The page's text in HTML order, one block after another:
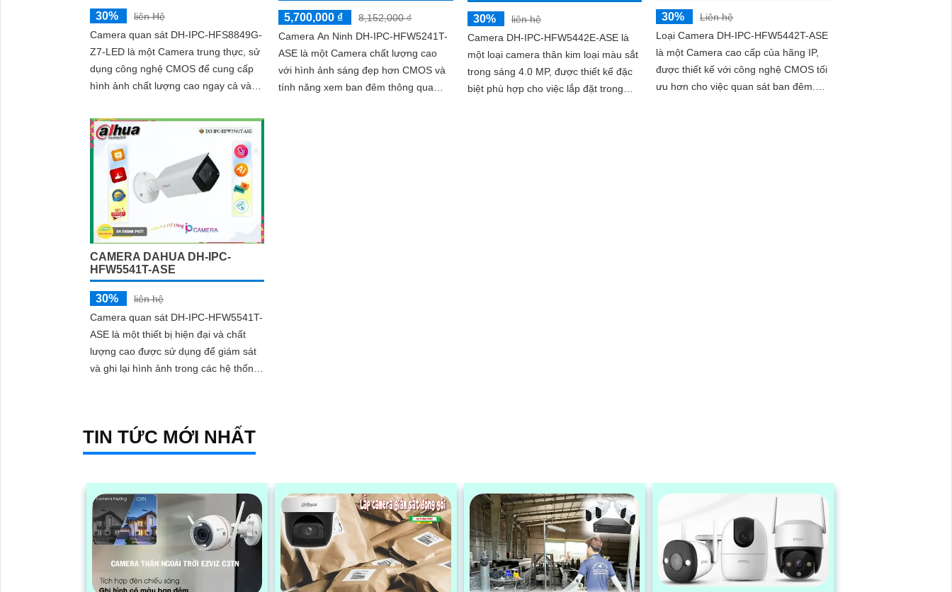
30%
liên Hệ
Camera quan sát DH-IPC-HFS8849G-
Z7-LED là một Camera trung thực, sử
dụng công nghệ CMOS để cung cấp
hình ảnh chất lượng cao ngay cả vào
camera...
5,700,000 ₫
8,152,000 ₫
Camera An Ninh DH-IPC-HFW5241T-
ASE là một Camera chất lượng cao
với hình ảnh sáng đẹp hơn CMOS và
tính năng xem ban đêm thông qua
30%
liên hệ
Camera DH-IPC-HFW5442E-ASE là
một loại camera thân kim loại màu sắt
trong sáng 4.0 MP, được thiết kế đặc
biệt phù hợp cho việc lắp đặt trong
30%
Liên hệ
Loại Camera DH-IPC-HFW5442T-ASE
là một Camera cao cấp của hãng IP,
được thiết kế với công nghệ CMOS tối
ưu hơn cho việc quan sát ban đêm.
CAMERA DAHUA DH-IPC-
HFW5541T-ASE
30%
liên hệ
Camera quan sát DH-IPC-HFW5541T-
ASE là một thiết bị hiện đại và chất
lượng cao được sử dụng để giám sát
và ghi lại hình ảnh trong các hệ thống
TIN TỨC MỚI NHẤT